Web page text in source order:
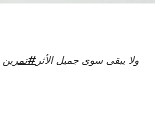
ولا يبقى سوى جميل الأثر#تمرين